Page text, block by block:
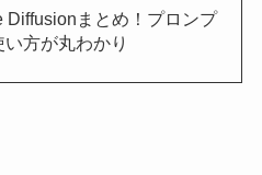
Diffusionまとめ！プロンプ
い方が丸わかり